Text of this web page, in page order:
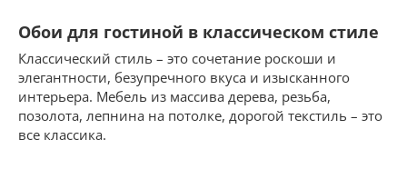
Обои для гостиной в классическом стиле
Классический стиль – это сочетание роскоши и
элегантности, безупречного вкуса и изысканного
интерьера. Мебель из массива дерева, резьба,
позолота, лепнина на потолке, дорогой текстиль – это
все классика.